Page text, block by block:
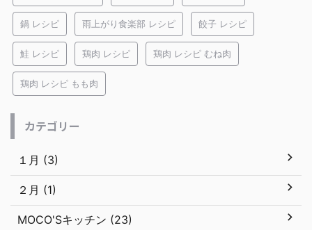
鍋 レシピ 雨上がり食楽部 レシピ 餃子 レシピ
鮭 レシピ 鶏肉 レシピ 鶏肉 レシピ むね肉
鶏肉 レシピ もも肉
カテゴリー
１月 (3)
２月 (1)
MOCO'Sキッチン (23)